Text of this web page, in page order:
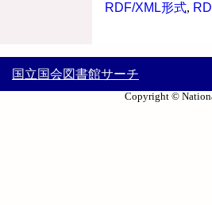
RDF/XML形式,
国立国会図書館サーチ
Copyright ©